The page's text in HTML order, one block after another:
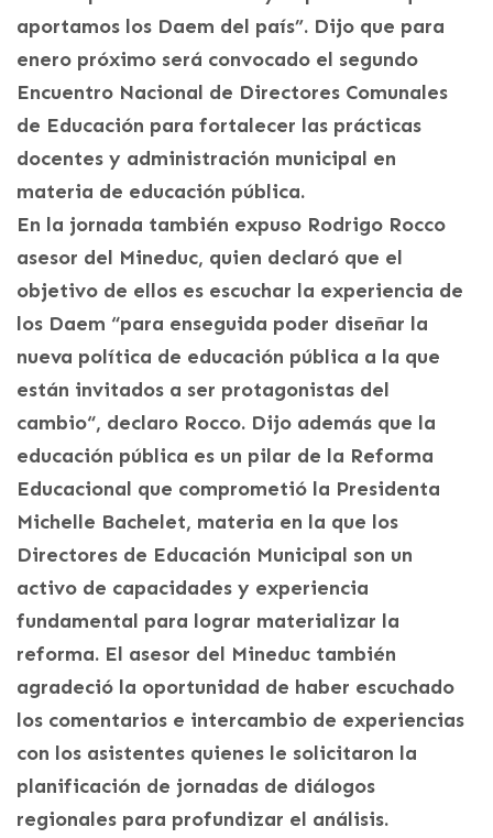
aportamos los Daem del país”. Dijo que para
enero próximo será convocado el segundo
Encuentro Nacional de Directores Comunales
de Educación para fortalecer las prácticas
docentes y administración municipal en
materia de educación pública.
En la jornada también expuso Rodrigo Rocco
asesor del Mineduc, quien declaró que el
objetivo de ellos es escuchar la experiencia de
los Daem “para enseguida poder diseñar la
nueva política de educación pública a la que
están invitados a ser protagonistas del
cambio“, declaro Rocco. Dijo además que la
educación pública es un pilar de la Reforma
Educacional que comprometió la Presidenta
Michelle Bachelet, materia en la que los
Directores de Educación Municipal son un
activo de capacidades y experiencia
fundamental para lograr materializar la
reforma. El asesor del Mineduc también
agradeció la oportunidad de haber escuchado
los comentarios e intercambio de experiencias
con los asistentes quienes le solicitaron la
planificación de jornadas de diálogos
regionales para profundizar el análisis.